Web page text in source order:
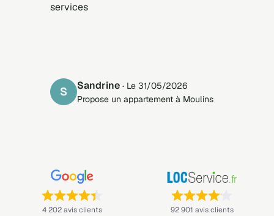
services
S Sandrine · Le 31/05/2026
Propose un appartement à Moulins
Note : 4,4 sur 5 —
4 202 avis clients Note : 4,1 sur 5 —
92 901 avis clients